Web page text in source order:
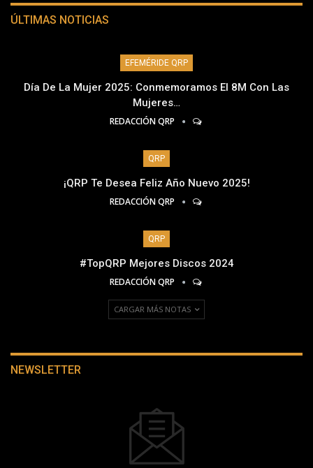
ÚLTIMAS NOTICIAS
EFEMÉRIDE QRP
Día De La Mujer 2025: Conmemoramos El 8M Con Las
Mujeres…
REDACCIÓN QRP
QRP
¡QRP Te Desea Feliz Año Nuevo 2025!
REDACCIÓN QRP
QRP
#TopQRP Mejores Discos 2024
REDACCIÓN QRP
CARGAR MÁS NOTAS
NEWSLETTER